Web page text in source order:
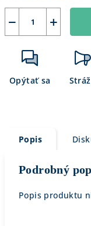
+
−
Opýtať sa
Popis
Podrobný
Popis produktu